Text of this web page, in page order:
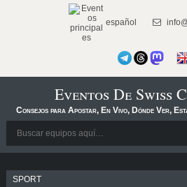
español
Eventos De Swiss
Consejos para Apostar, En Vivo, Dónde Ver,